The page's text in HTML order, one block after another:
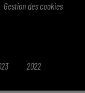
Gestion des cookies
2022